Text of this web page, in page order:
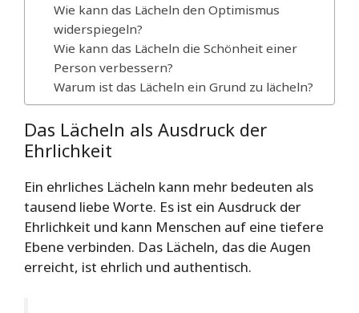
Wie kann das Lächeln den Optimismus
widerspiegeln?
Wie kann das Lächeln die Schönheit einer
Person verbessern?
Warum ist das Lächeln ein Grund zu lächeln?
Das Lächeln als Ausdruck der
Ehrlichkeit
Ein ehrliches Lächeln kann mehr bedeuten als
tausend liebe Worte. Es ist ein Ausdruck der
Ehrlichkeit und kann Menschen auf eine tiefere
Ebene verbinden. Das Lächeln, das die Augen
erreicht, ist ehrlich und authentisch.